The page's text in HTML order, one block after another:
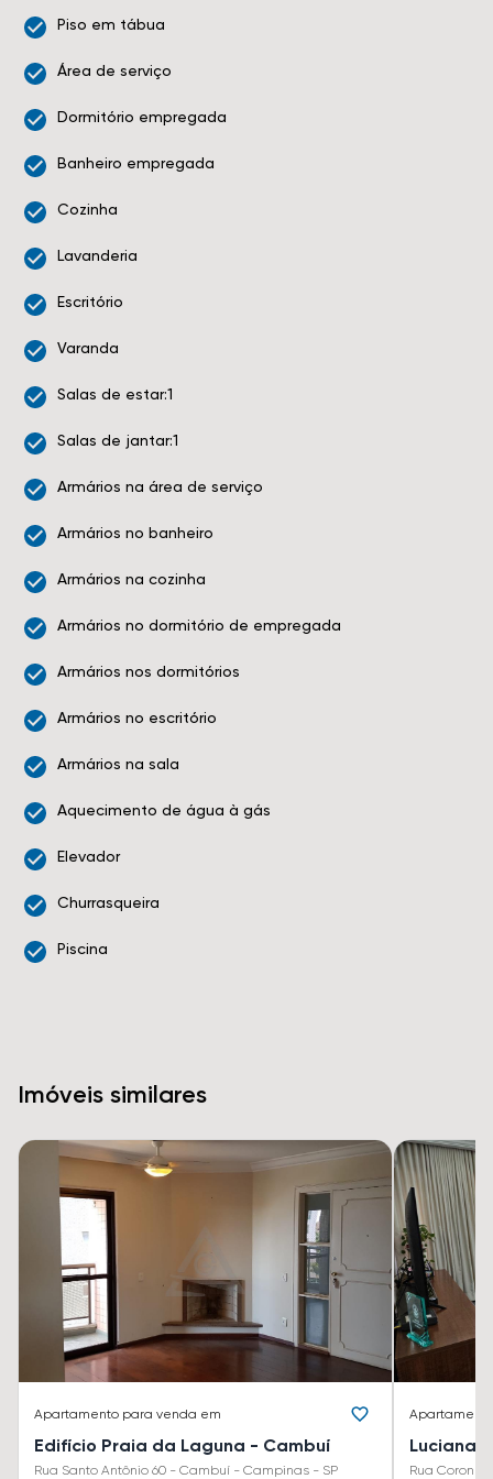
Piso em tábua
Área de serviço
Dormitório empregada
Banheiro empregada
Cozinha
Lavanderia
Escritório
Varanda
Salas de estar:1
Salas de jantar:1
Armários na área de serviço
Armários no banheiro
Armários na cozinha
Armários no dormitório de empregada
Armários nos dormitórios
Armários no escritório
Armários na sala
Aquecimento de água à gás
Elevador
Churrasqueira
Piscina
Imóveis similares
Apartamento para venda em
Edifício Praia da Laguna - Cambuí
Rua Santo Antônio 60 - Cambuí - Campinas - SP
Luciana
Rua Coronel